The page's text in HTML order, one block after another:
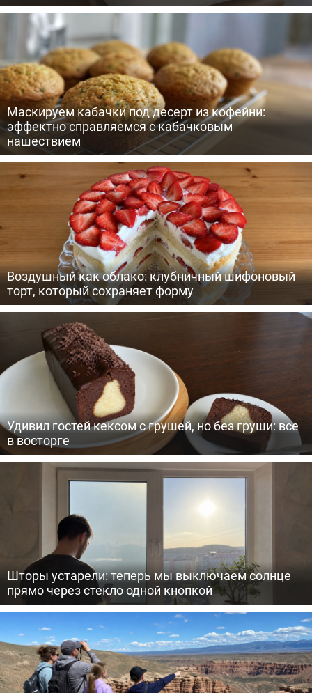
Маскируем кабачки под десерт из кофейни:
эффектно справляемся с кабачковым
нашествием
Воздушный как облако: клубничный шифоновый
торт, который сохраняет форму
Удивил гостей кексом с грушей, но без груши: все
в восторге
Шторы устарели: теперь мы выключаем солнце
прямо через стекло одной кнопкой